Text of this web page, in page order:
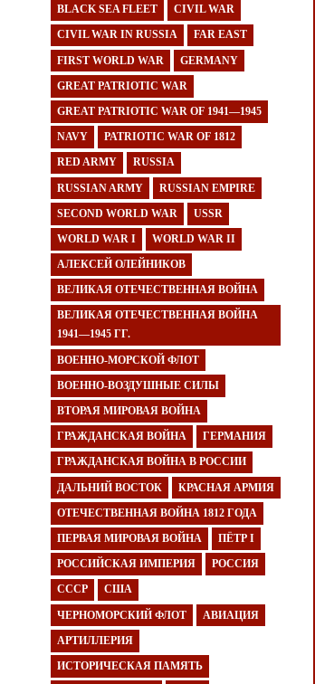
BLACK SEA FLEET CIVIL WAR
CIVIL WAR IN RUSSIA FAR EAST
FIRST WORLD WAR GERMANY
GREAT PATRIOTIC WAR
GREAT PATRIOTIC WAR OF 1941—1945
NAVY PATRIOTIC WAR OF 1812
RED ARMY RUSSIA
RUSSIAN ARMY RUSSIAN EMPIRE
SECOND WORLD WAR USSR
WORLD WAR I WORLD WAR II
АЛЕКСЕЙ ОЛЕЙНИКОВ
ВЕЛИКАЯ ОТЕЧЕСТВЕННАЯ ВОЙНА
ВЕЛИКАЯ ОТЕЧЕСТВЕННАЯ ВОЙНА
1941—1945 ГГ.
ВОЕННО-МОРСКОЙ ФЛОТ
ВОЕННО-ВОЗДУШНЫЕ СИЛЫ
ВТОРАЯ МИРОВАЯ ВОЙНА
ГРАЖДАНСКАЯ ВОЙНА ГЕРМАНИЯ
ГРАЖДАНСКАЯ ВОЙНА В РОССИИ
ДАЛЬНИЙ ВОСТОК КРАСНАЯ АРМИЯ
ОТЕЧЕСТВЕННАЯ ВОЙНА 1812 ГОДА
ПЕРВАЯ МИРОВАЯ ВОЙНА ПЁТР I
РОССИЙСКАЯ ИМПЕРИЯ РОССИЯ
СССР США
ЧЕРНОМОРСКИЙ ФЛОТ АВИАЦИЯ
АРТИЛЛЕРИЯ
ИСТОРИЧЕСКАЯ ПАМЯТЬ